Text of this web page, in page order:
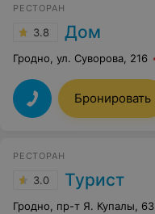
РЕСТОРАН
3.8 Дом
Гродно, ул. Суворова, 216
Бронировать
РЕСТОРАН
3.0 Турист
Гродно, пр-т Я. Купалы, 63